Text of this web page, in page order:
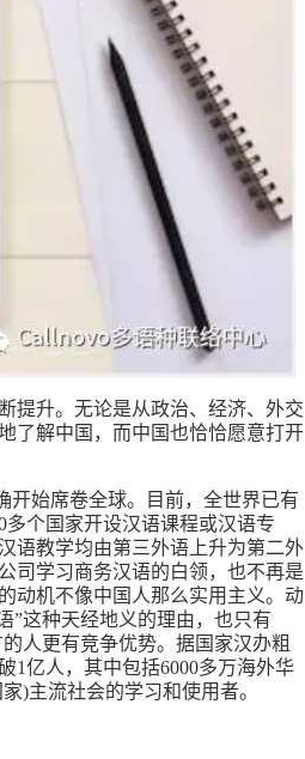
提升。无论是从政治、经济、外交
了解中国，而中国也恰恰愿意打开
开始席卷全球。目前，全世界已有
个国家开设汉语课程或汉语专
语教学均由第三外语上升为第二外
司学习商务汉语的白领，也不再是
动机不像中国人那么实用主义。动
”这种天经地义的理由，也只有
人更有竞争优势。据国家汉办粗
1亿人，其中包括6000多万海外华
)主流社会的学习和使用者。